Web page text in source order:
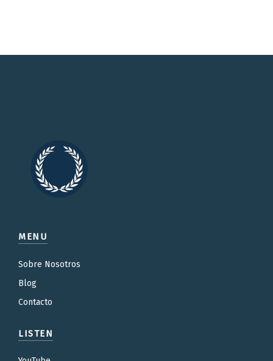
MENU
Sobre Nosotros
Blog
Contacto
LISTEN